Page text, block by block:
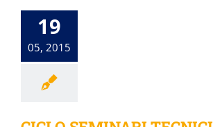
19
05, 2015